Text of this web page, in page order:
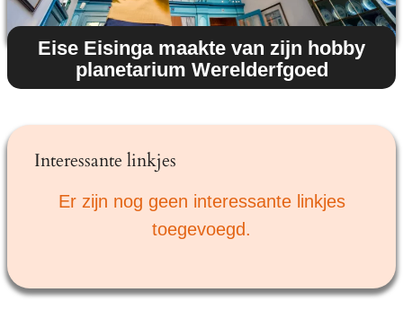
Eise Eisinga maakte van zijn hobby
planetarium Werelderfgoed
Interessante linkjes
Er zijn nog geen interessante linkjes
toegevoegd.